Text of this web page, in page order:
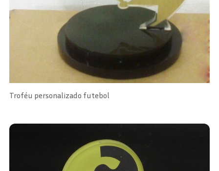
Troféu personalizado futebol